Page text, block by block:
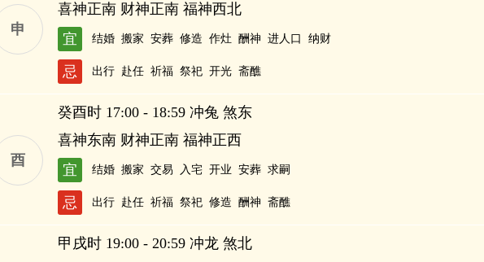
申
喜神正南 财神正南 福神西北
宜
结婚 搬家 安葬 修造 作灶 酬神 进人口 纳财
忌 出行 赴任 祈福 祭祀 开光 斋醮
酉
癸酉时 17:00 - 18:59 冲兔 煞东
喜神东南 财神正南 福神正西
宜
结婚 搬家 交易 入宅 开业 安葬 求嗣
忌 出行 赴任 祈福 祭祀 修造 酬神 斋醮
甲戌时 19:00 - 20:59 冲龙 煞北